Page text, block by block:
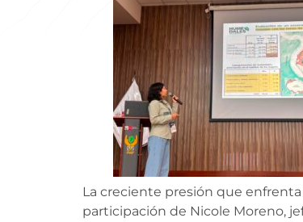
La creciente presión que
participación de Nicole Moreno,